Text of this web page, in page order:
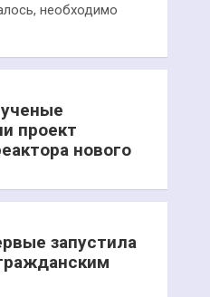
необходимо
проект
нового
запустила